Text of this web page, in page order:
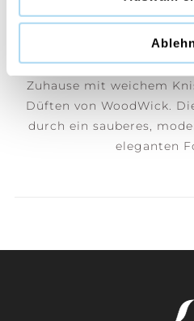
wirken, mit zusätzlichen
und
Die besonderen sanduhr-
Zuhause mit weichem
Düften von WoodWick.
durch ein sauberes,
eleganten